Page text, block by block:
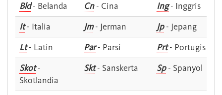
Bld- Belanda Cn- Cina Ing- Inggris
It- Italia Jm- Jerman Jp- Jepang
Lt- Latin Par- Parsi Prt- Portugis
Skot-
Skotlandia
Skt- Sanskerta Sp- Spanyol